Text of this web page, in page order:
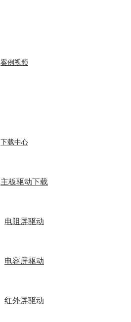
案例视频
下载中心
主板驱动下载
电阻屏驱动
电容屏驱动
红外屏驱动